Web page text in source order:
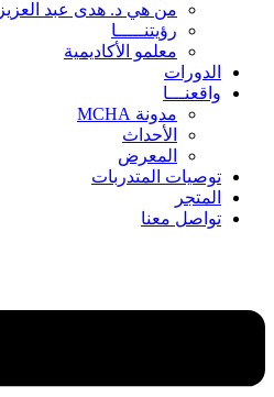
من هي د. هدى عبد العزيز
رؤيتنـــــا
معلمو الأكاديمية
الدورات
واقعنـــا
مدونة MCHA
الأحداث
المعرض
توصيات المتدربات
المتجر
تواصل معنا